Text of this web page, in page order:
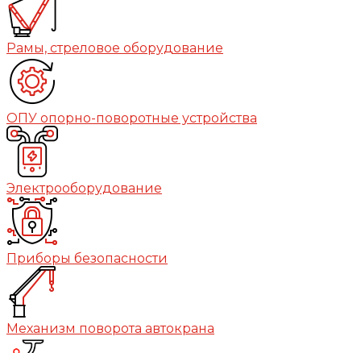
Рамы, стреловое оборудование
ОПУ опорно-поворотные устройства
Электрооборудование
Приборы безопасности
Механизм поворота автокрана